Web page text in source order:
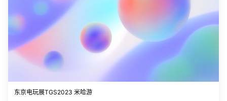
东京电玩展TGS2023 米哈游